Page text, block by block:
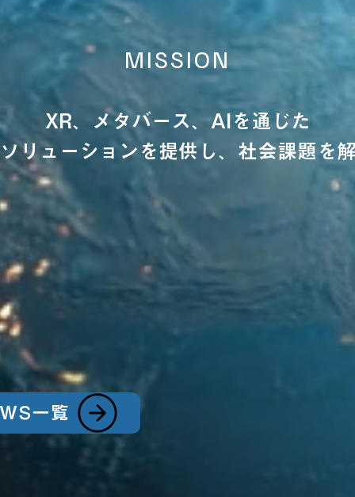
MISSION
XR、メタバース、AIを通じた
リューションを提供し、 社会課題を
一覧